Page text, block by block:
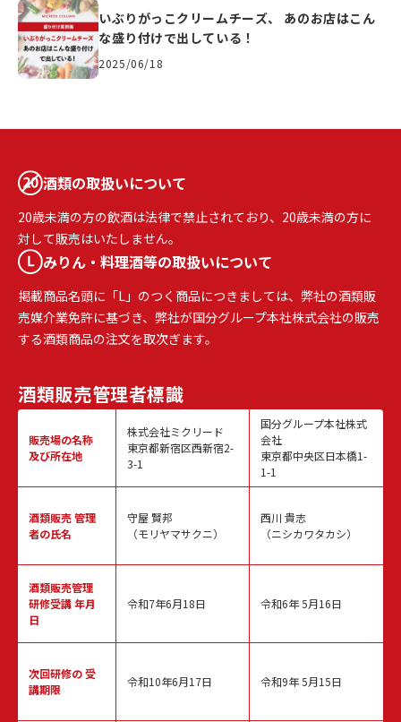
いぶりがっこクリームチーズ、 あのお店はこん
な盛り付けで出している！
2025/06/18
酒類の取扱いについて
20歳未満の方の飲酒は法律で禁止されており、20歳未満の方に
対して販売はいたしません。
みりん・料理酒等の取扱いについて
掲載商品名頭に「L」のつく商品につきましては、弊社の酒類販
売媒介業免許に基づき、弊社が国分グループ本社株式会社の販売
する酒類商品の注文を取次ぎます。
酒類販売管理者標識
販売場の名称
及び所在地
酒類販売管理
者の氏名
酒類販売管理
研修受講 年月
日
次回研修の受
講期限
株式会社ミクリード
東京都新宿区西新宿2-
3-1
守屋 賢邦
（モリヤマサクニ）
令和7年6月18日
令和10年6月17日
国分グループ本社株式
会社
東京都中央区日本橋1-
1-1
西川 貴志
（ニシカワタカシ）
令和6年 5月16日
令和9年 5月15日